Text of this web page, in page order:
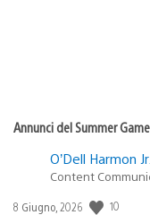
Annunci del Summer
O’Dell Harmon Jr.
Content
Data
8 Giugno, 2026 10